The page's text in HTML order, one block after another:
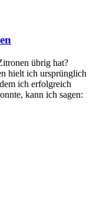
übrig hat?
hielt ich ursprünglich
ich erfolgreich
kann ich sagen: